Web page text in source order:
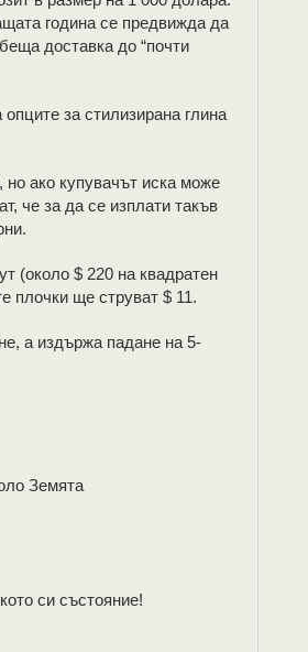
година се предвижда да
доставка до “почти
за стилизирана глина
ако купувачът иска може
че за да се изплати такъв
(около $ 220 на квадратен
плочки ще струват $ 11.
а издържа падане на 5-
Земята
си състояние!